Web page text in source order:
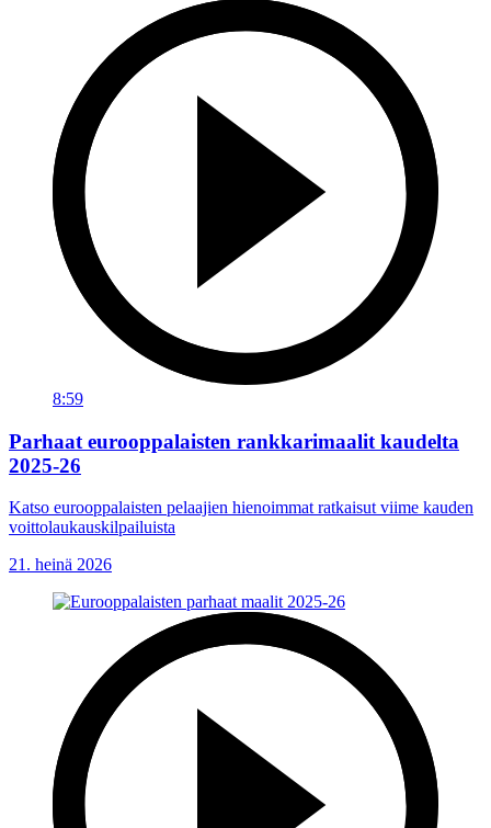
8:59
Parhaat eurooppalaisten rankkarimaalit kaudelta
2025-26
Katso eurooppalaisten pelaajien hienoimmat ratkaisut viime kauden
voittolaukauskilpailuista
21. heinä 2026